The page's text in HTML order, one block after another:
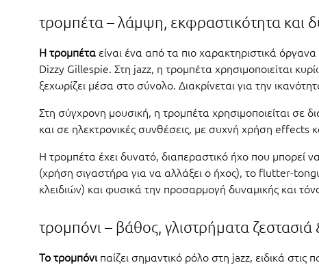
τρομπέτα – λάμψη, εκφραστικότητα και
Η τρομπέτα είναι ένα από τα πιο χαρακτηριστικά
Dizzy Gillespie. Στη jazz, η τρομπέτα χρησιμοποιείται
ξεχωρίζει μέσα στο σύνολο. Διακρίνεται για την
Στη σύγχρονη μουσική, η τρομπέτα χρησιμοποιείται σε
και σε ηλεκτρονικές συνθέσεις, με συχνή χρήση effects
Η τρομπέτα έχει δυνατό, διαπεραστικό ήχο που μπορεί
(χρήση σιγαστήρα για να αλλάξει ο ήχος), το flutter-
κλειδιών) και φυσικά την προσαρμογή δυναμικής και
τρομπόνι – βάθος, γλιστρήματα
Το τρομπόνιπαίζει σημαντικό ρόλο στη jazz, ειδικά